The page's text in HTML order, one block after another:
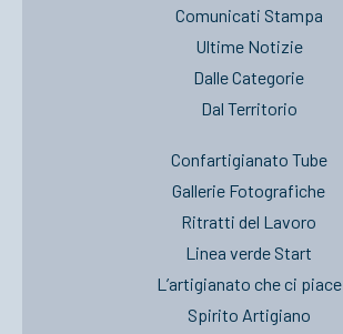
Comunicati Stampa
Ultime Notizie
Dalle Categorie
Dal Territorio
Confartigianato Tube
Gallerie Fotografiche
Ritratti del Lavoro
Linea verde Start
L’artigianato che ci piace
Spirito Artigiano